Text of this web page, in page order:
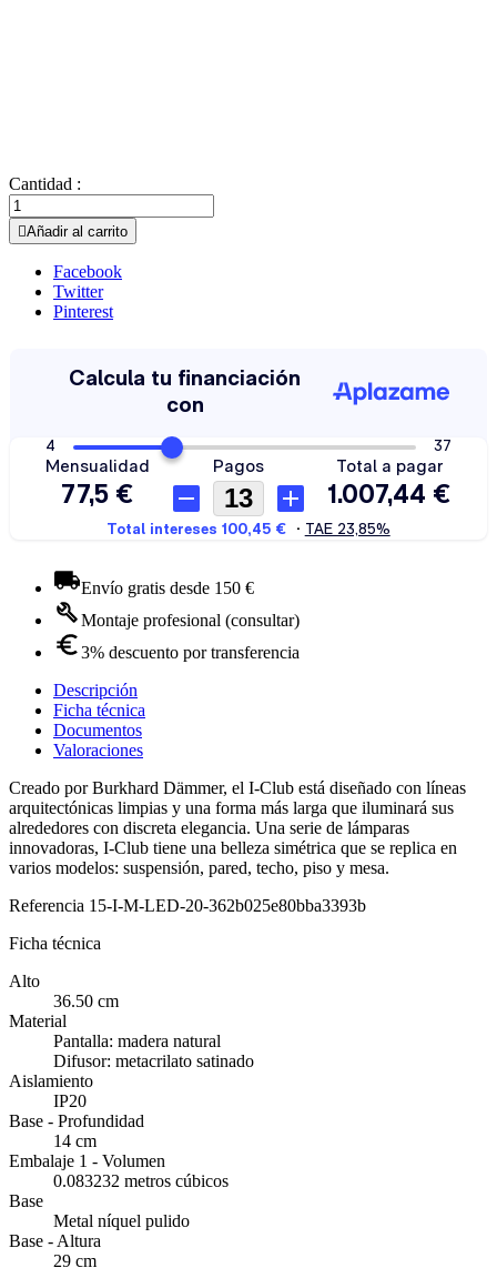
Cantidad :
Añadir al carrito
Facebook
Twitter
Pinterest
Envío gratis desde 150 €
Montaje profesional (consultar)
3% descuento por transferencia
Descripción
Ficha técnica
Documentos
Valoraciones
Creado por Burkhard Dämmer, el I-Club está diseñado con líneas
arquitectónicas limpias y una forma más larga que iluminará sus
alrededores con discreta elegancia. Una serie de lámparas
innovadoras, I-Club tiene una belleza simétrica que se replica en
varios modelos: suspensión, pared, techo, piso y mesa.
Referencia 15-I-M-LED-20-362b025e80bba3393b
Ficha técnica
Alto
36.50 cm
Material
Pantalla: madera natural
Difusor: metacrilato satinado
Aislamiento
IP20
Base - Profundidad
14 cm
Embalaje 1 - Volumen
0.083232 metros cúbicos
Base
Metal níquel pulido
Base - Altura
29 cm